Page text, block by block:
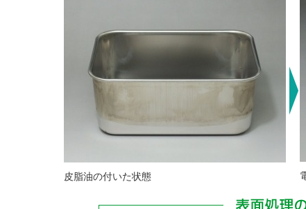
皮脂油の付いた状態